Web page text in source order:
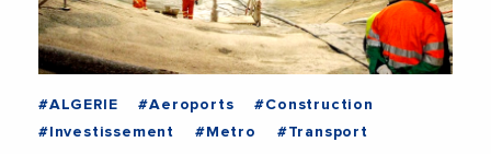
#ALGERIE #Aeroports
#Construction
#Investissement
#Metro #Transport